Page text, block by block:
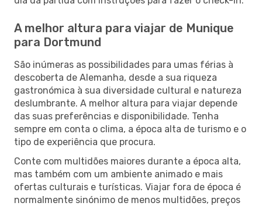
A melhor altura para viajar de Munique
para Dortmund
São inúmeras as possibilidades para umas férias à
descoberta de Alemanha, desde a sua riqueza
gastronómica à sua diversidade cultural e natureza
deslumbrante. A melhor altura para viajar depende
das suas preferências e disponibilidade. Tenha
sempre em conta o clima, a época alta de turismo e o
tipo de experiência que procura.
Conte com multidões maiores durante a época alta,
mas também com um ambiente animado e mais
ofertas culturais e turísticas. Viajar fora de época é
normalmente sinónimo de menos multidões, preços